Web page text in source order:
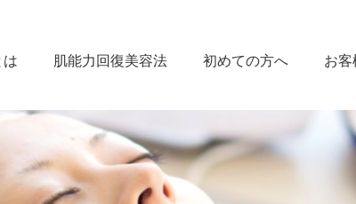
は 肌能力回復美容法 初めての方へ お客